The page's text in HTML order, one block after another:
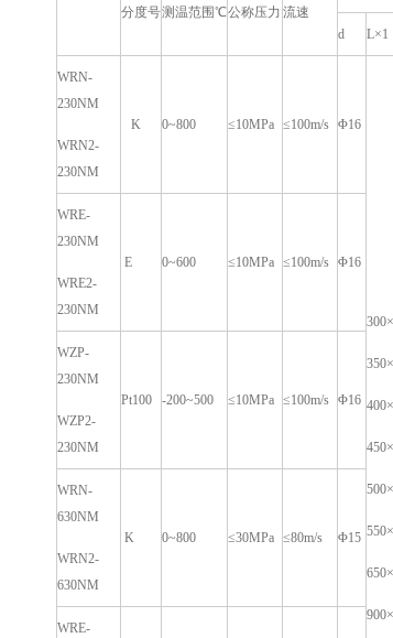
分度号测温范围℃公称压力 流速
d L×1
WRN-
230NM
WRN2-
230NM
K 0~800 ≤10MPa ≤100m/s Φ16
WRE-
230NM
WRE2-
230NM
E 0~600 ≤10MPa ≤100m/s Φ16
WZP-
230NM
WZP2-
230NM
Pt100 -200~500 ≤10MPa ≤100m/s Φ16
WRN-
630NM
WRN2-
630NM
K 0~800 ≤30MPa ≤80m/s Φ15
WRE-